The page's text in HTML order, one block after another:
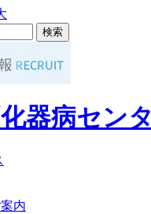
内